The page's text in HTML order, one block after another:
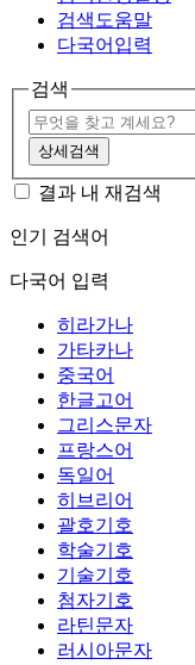
검색도움말
다국어입력
검색
상세검색
결과 내 재검색
인기 검색어
다국어 입력
히라가나
가타카나
중국어
한글고어
그리스문자
프랑스어
독일어
히브리어
괄호기호
학술기호
기술기호
첨자기호
라틴문자
러시아문자